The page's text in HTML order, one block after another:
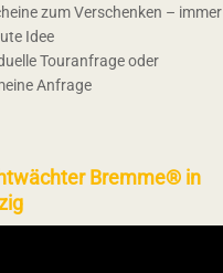
zum Verschenken – immer
Idee
Touranfrage oder
Anfrage
Bremme® in